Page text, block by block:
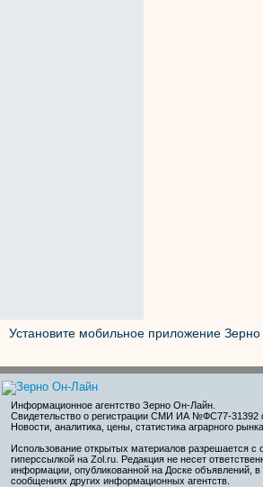
Установите мобильное приложение
Информационное агентство Зерно Он-Лайн
Свидетельство о регистрации СМИ ИА №ФС77-31392
Новости, аналитика, цены, статистика аграрного рынка.
Использование открытых материалов разрешается с
гиперссылкой на Zol.ru. Редакция не несет
информации, опубликованной на Доске объявлений, в
сообщениях других информационных агентств.